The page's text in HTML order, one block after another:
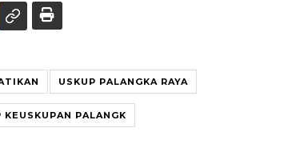
USKUP PALANGKA RAYA
PALANGK